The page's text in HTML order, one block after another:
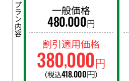
プラン内容 一般価格
480,000円
割引適用価格
380,000円
（税込418,000円）